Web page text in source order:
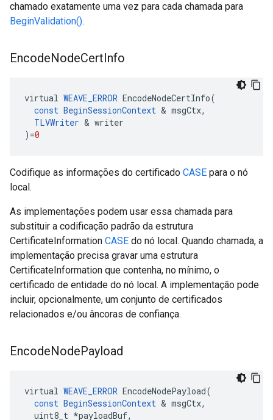
chamado exatamente uma vez para cada chamada para
BeginValidation().
EncodeNodeCertInfo
virtual WEAVE_ERROR EncodeNodeCertInfo(
const BeginSessionContext & msgCtx,
TLVWriter & writer
) =0
Codifique as informações do certificado CASE para o nó
local.
As implementações podem usar essa chamada para
substituir a codificação padrão da estrutura
CertificateInformation CASE do nó local. Quando chamada, a
implementação precisa gravar uma estrutura
CertificateInformation que contenha, no mínimo, o
certificado de entidade do nó local. A implementação pode
incluir, opcionalmente, um conjunto de certificados
relacionados e/ou âncoras de confiança.
EncodeNodePayload
virtual WEAVE_ERROR EncodeNodePayload(
const BeginSessionContext & msgCtx,
uint8_t *payloadBuf,